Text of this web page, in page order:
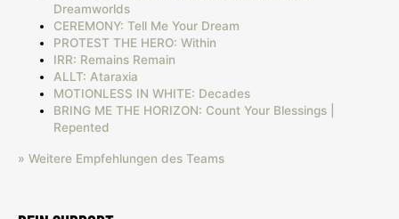
Dreamworlds
CEREMONY: Tell Me Your Dream
PROTEST THE HERO: Within
IRR: Remains Remain
ALLT: Ataraxia
MOTIONLESS IN WHITE: Decades
BRING ME THE HORIZON: Count Your Blessings |
Repented
» Weitere Empfehlungen des Teams